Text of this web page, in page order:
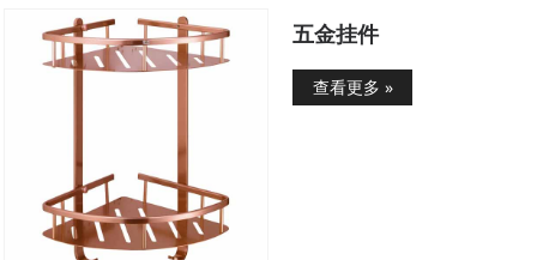
五金挂件
查看更多 »